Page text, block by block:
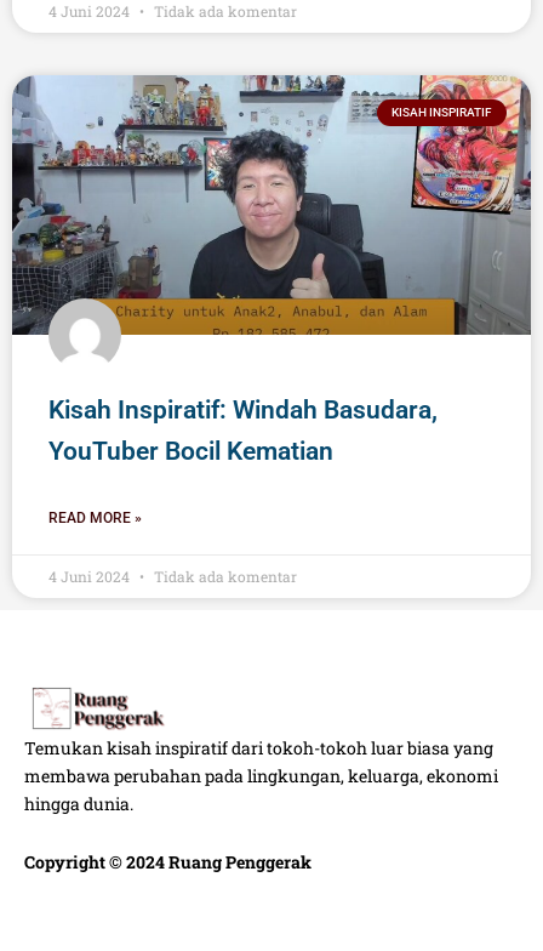
4 Juni 2024 Tidak ada komentar
KISAH INSPIRATIF
Kisah Inspiratif: Windah Basudara,
YouTuber Bocil Kematian
READ MORE »
4 Juni 2024 Tidak ada komentar
Temukan kisah inspiratif dari tokoh-tokoh luar biasa yang
membawa perubahan pada lingkungan, keluarga, ekonomi
hingga dunia.
Copyright © 2024 Ruang Penggerak